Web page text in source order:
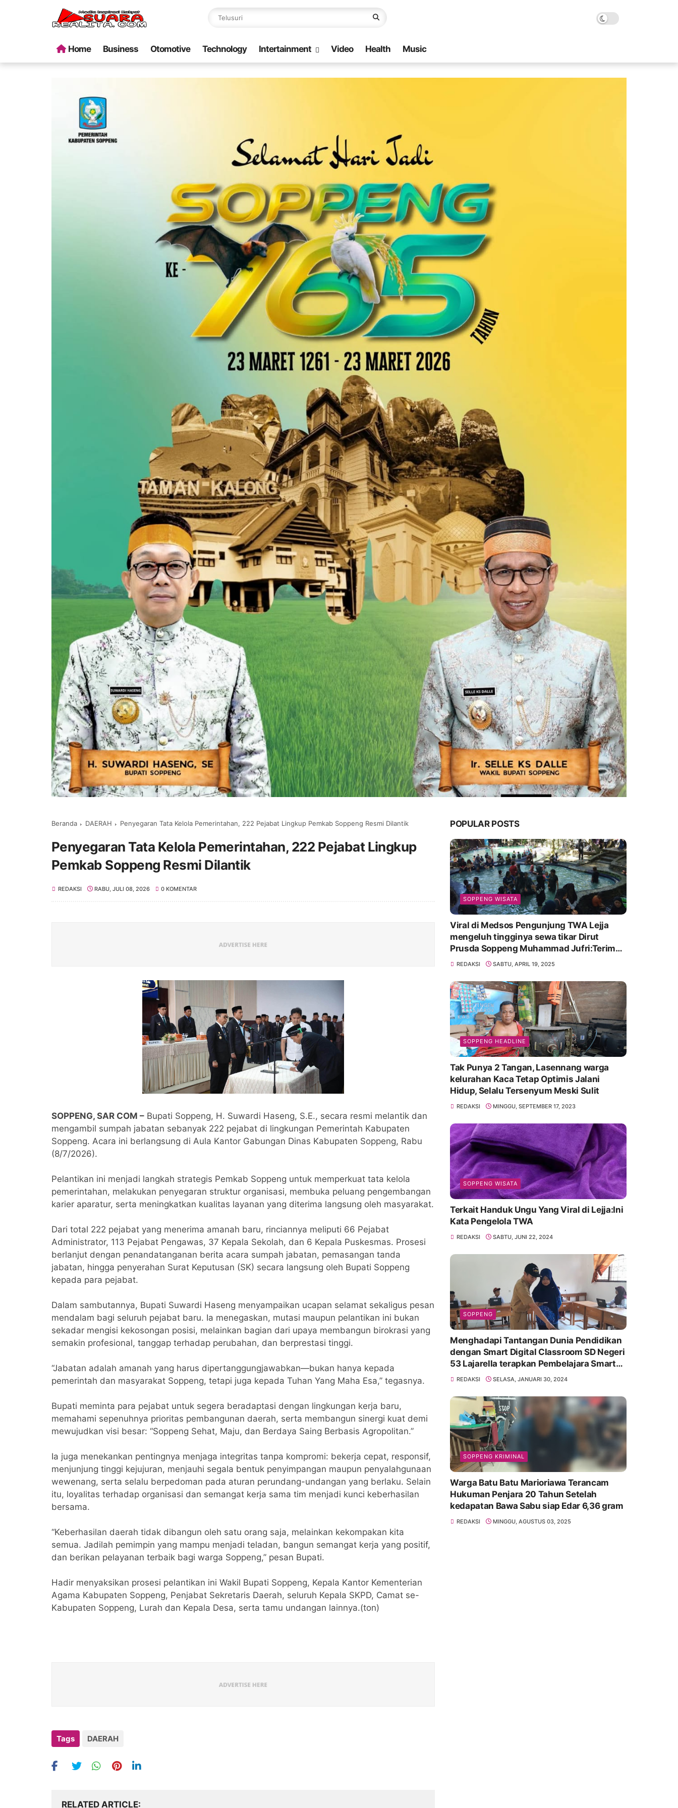
Home Business Otomotive Technology Intertainment Video Health Music
Beranda DAERAH Penyegaran Tata Kelola Pemerintahan, 222 Pejabat Lingkup Pemkab Soppeng Resmi Dilantik
Penyegaran Tata Kelola Pemerintahan, 222 Pejabat Lingkup
Pemkab Soppeng Resmi Dilantik
REDAKSI RABU, JULI 08, 2026 0 KOMENTAR
SOPPENG, SAR COM – Bupati Soppeng, H. Suwardi Haseng, S.E., secara resmi melantik dan
mengambil sumpah jabatan sebanyak 222 pejabat di lingkungan Pemerintah Kabupaten
Soppeng. Acara ini berlangsung di Aula Kantor Gabungan Dinas Kabupaten Soppeng, Rabu
(8/7/2026).
Pelantikan ini menjadi langkah strategis Pemkab Soppeng untuk memperkuat tata kelola
pemerintahan, melakukan penyegaran struktur organisasi, membuka peluang pengembangan
karier aparatur, serta meningkatkan kualitas layanan yang diterima langsung oleh masyarakat.
Dari total 222 pejabat yang menerima amanah baru, rinciannya meliputi 66 Pejabat
Administrator, 113 Pejabat Pengawas, 37 Kepala Sekolah, dan 6 Kepala Puskesmas. Prosesi
berlanjut dengan penandatanganan berita acara sumpah jabatan, pemasangan tanda
jabatan, hingga penyerahan Surat Keputusan (SK) secara langsung oleh Bupati Soppeng
kepada para pejabat.
Dalam sambutannya, Bupati Suwardi Haseng menyampaikan ucapan selamat sekaligus pesan
mendalam bagi seluruh pejabat baru. Ia menegaskan, mutasi maupun pelantikan ini bukan
sekadar mengisi kekosongan posisi, melainkan bagian dari upaya membangun birokrasi yang
semakin profesional, tanggap terhadap perubahan, dan berprestasi tinggi.
“Jabatan adalah amanah yang harus dipertanggungjawabkan—bukan hanya kepada
pemerintah dan masyarakat Soppeng, tetapi juga kepada Tuhan Yang Maha Esa,” tegasnya.
Bupati meminta para pejabat untuk segera beradaptasi dengan lingkungan kerja baru,
memahami sepenuhnya prioritas pembangunan daerah, serta membangun sinergi kuat demi
mewujudkan visi besar: “Soppeng Sehat, Maju, dan Berdaya Saing Berbasis Agropolitan.”
Ia juga menekankan pentingnya menjaga integritas tanpa kompromi: bekerja cepat, responsif,
menjunjung tinggi kejujuran, menjauhi segala bentuk penyimpangan maupun penyalahgunaan
wewenang, serta selalu berpedoman pada aturan perundang-undangan yang berlaku. Selain
itu, loyalitas terhadap organisasi dan semangat kerja sama tim menjadi kunci keberhasilan
bersama.
“Keberhasilan daerah tidak dibangun oleh satu orang saja, melainkan kekompakan kita
semua. Jadilah pemimpin yang mampu menjadi teladan, bangun semangat kerja yang positif,
dan berikan pelayanan terbaik bagi warga Soppeng,” pesan Bupati.
Hadir menyaksikan prosesi pelantikan ini Wakil Bupati Soppeng, Kepala Kantor Kementerian
Agama Kabupaten Soppeng, Penjabat Sekretaris Daerah, seluruh Kepala SKPD, Camat se-
Kabupaten Soppeng, Lurah dan Kepala Desa, serta tamu undangan lainnya.(ton)
Tags DAERAH
RELATED ARTICLE
POPULAR POSTS
SOPPENG WISATA
Viral di Medsos Pengunjung TWA Lejja
mengeluh tingginya sewa tikar Dirut
Prusda Soppeng Muhammad Jufri:Terima
kasih bu bantu Promosikan
REDAKSI SABTU, APRIL 19, 2025
SOPPENG HEADLINE
Tak Punya 2 Tangan, Lasennang warga
kelurahan Kaca Tetap Optimis Jalani
Hidup, Selalu Tersenyum Meski Sulit
REDAKSI MINGGU, SEPTEMBER 17, 2023
SOPPENG WISATA
Terkait Handuk Ungu Yang Viral di Lejja:Ini
Kata Pengelola TWA
REDAKSI SABTU, JUNI 22, 2024
SOPPENG
Menghadapi Tantangan Dunia Pendidikan
dengan Smart Digital Classroom SD Negeri
53 Lajarella terapkan Pembelajara Smart
Class Device
REDAKSI SELASA, JANUARI 30, 2024
SOPPENG KRIMINAL
Warga Batu Batu Marioriawa Terancam
Hukuman Penjara 20 Tahun Setelah
kedapatan Bawa Sabu siap Edar 6,36 gram
REDAKSI MINGGU, AGUSTUS 03, 2025